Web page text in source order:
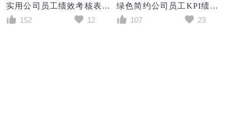
实用公司员工绩效考核表Excel模板
152
12
绿色简约公司员工KPI绩效考核表excel模版
107
23